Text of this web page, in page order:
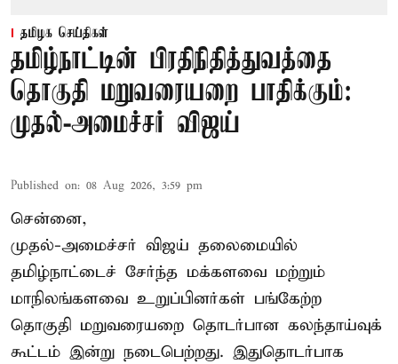
தமிழக செய்திகள்
தமிழ்நாட்டின் பிரதிநிதித்துவத்தை
தொகுதி மறுவரையறை பாதிக்கும்:
முதல்-அமைச்சர் விஜய்
Published on: 08 Aug 2026, 3:59 pm
சென்னை,
முதல்-அமைச்சர் விஜய் தலைமையில்
தமிழ்நாட்டைச் சேர்ந்த மக்களவை மற்றும்
மாநிலங்களவை உறுப்பினர்கள் பங்கேற்ற
தொகுதி மறுவரையறை தொடர்பான கலந்தாய்வுக்
கூட்டம் இன்று நடைபெற்றது. இதுதொடர்பாக